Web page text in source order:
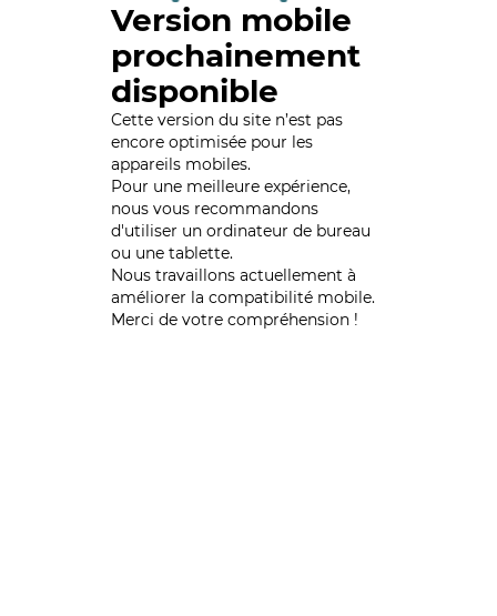
Version mobile
prochainement
disponible
Cette version du site n’est pas
encore optimisée pour les
appareils mobiles.
Pour une meilleure expérience,
nous vous recommandons
d'utiliser un ordinateur de bureau
ou une tablette.
Nous travaillons actuellement à
améliorer la compatibilité mobile.
Merci de votre compréhension !